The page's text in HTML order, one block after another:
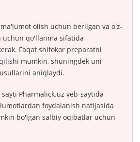
olish uchun berilgan va o'z-
uchun qo'llanma sifatida
Faqat shifokor preparatni
mumkin, shuningdek uni
aniqlaydi.
Pharmalick.uz veb-saytida
foydalanish natijasida
bo'lgan salbiy oqibatlar uchun